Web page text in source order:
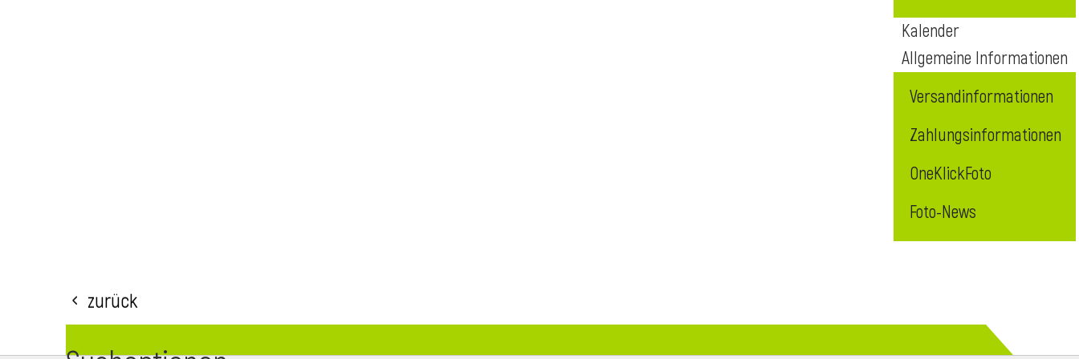
Kalender
Allgemeine Informationen
Versandinformationen
Zahlungsinformationen
OneKlickFoto
Foto-News
Zurück